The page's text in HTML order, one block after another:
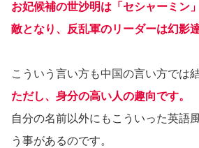
お妃候補の世沙明は「セシャーミン」
敵となり、反乱軍のリーダーは幻影
こういう言い方も中国の言い方では
ただし、身分の高い人の趣向です。
自分の名前以外にもこういった英語
う事があるのです。